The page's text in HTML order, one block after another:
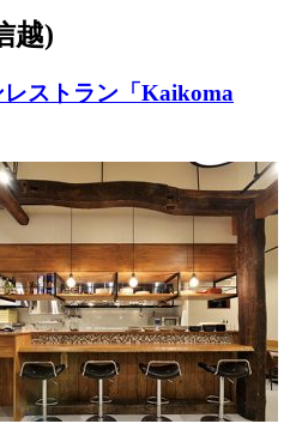
越)
ストラン「Kaikoma